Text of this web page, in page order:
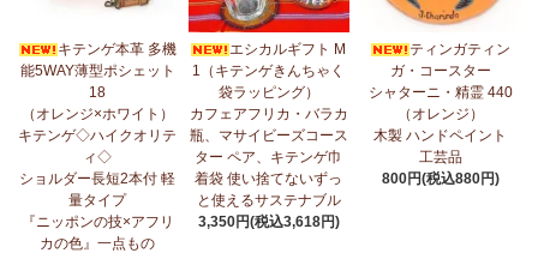
【2026新茶 予約開始】アフリカンプライド～アッサム種タ
ンザニア紅茶～無農薬手摘み茶葉～
4/13：
【2026新豆入荷】タンザニア産カシューナッツ＜素焼き＞
＜うす塩＞～こだわりの大粒 香り高くコク深いまろやかな甘み～
3/27：キテンゲ◇ハイクオリティ◇2026新柄 タンザニアより新入
～アフリカンプリント生地～
3/27： サーカスパンツ
キテンゲ本革 多機
能5WAY薄型ポシェット
18
（オレンジ×ホワイト）
キテンゲ◇ハイクオリテ
ィ◇
ショルダー長短2本付 軽
量タイプ
『ニッポンの技×アフリ
カの色』一点もの
エシカルギフト M
1（キテンゲきんちゃく
袋ラッピング）
カフェアフリカ・バラカ
瓶、マサイビーズコース
ター ペア、キテンゲ巾
着袋 使い捨てないずっ
と使えるサステナブル
3,350円(税込3,618円)
ティンガティン
ガ・コースター
シャターニ・精霊 440
（オレンジ）
木製 ハンドペイント
工芸品
800円(税込880円)